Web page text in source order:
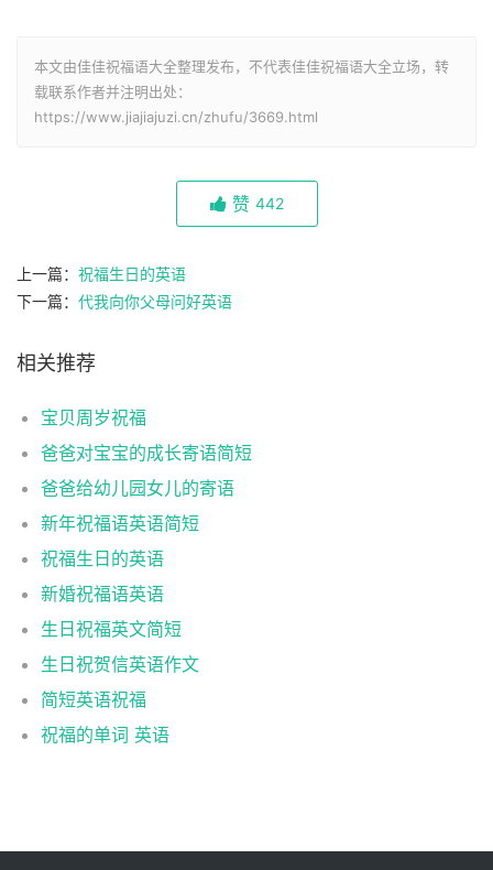
本文由佳佳祝福语大全整理发布，不代表佳佳祝福语大全立场，转
载联系作者并注明出处：
https://www.jiajiajuzi.cn/zhufu/3669.html
赞 442
上一篇： 祝福生日的英语
下一篇： 代我向你父母问好英语
相关推荐
宝贝周岁祝福
爸爸对宝宝的成长寄语简短
爸爸给幼儿园女儿的寄语
新年祝福语英语简短
祝福生日的英语
新婚祝福语英语
生日祝福英文简短
生日祝贺信英语作文
简短英语祝福
祝福的单词 英语